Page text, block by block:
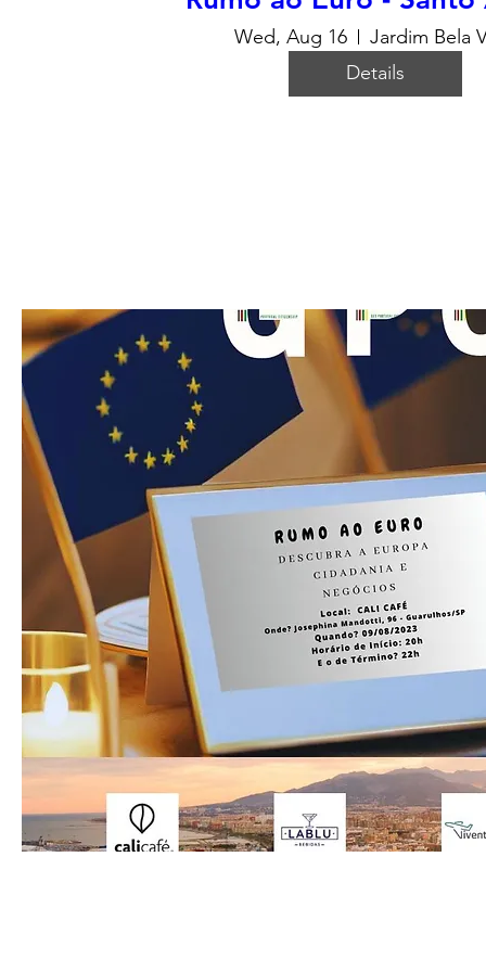
Wed, Aug 16
Jardim Bela
Details